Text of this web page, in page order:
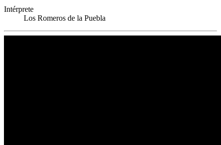
Intérprete
Los Romeros de la Puebla